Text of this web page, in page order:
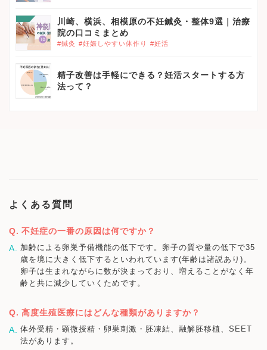
川崎、横浜、相模原の不妊鍼灸・整体9選｜治療
院の口コミまとめ
#鍼灸 #妊娠しやすい体作り #妊活
精子改善は手軽にできる？妊活スタートする方
法って？
よくある質問
不妊症の一番の原因は何ですか？
加齢による卵巣予備機能の低下です。卵子の質や量の低下で35
歳を境に大きく低下するといわれています(年齢は諸説あり)。
卵子は生まれながらに数が決まっており、増えることがなく年
齢と共に減少していくためです。
高度生殖医療にはどんな種類がありますか？
体外受精・顕微授精・卵巣刺激・胚凍結、融解胚移植、SEET
法があります。